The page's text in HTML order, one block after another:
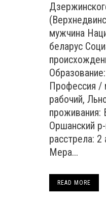
мужчина
беларус
Профессия /
рабочий,
проживания:
Оршанский
расстрела: 2
Мера...
READ MORE